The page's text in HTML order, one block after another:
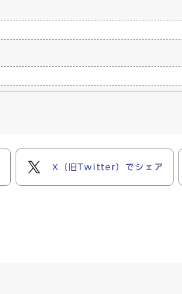
X（旧Twitter）でシェア